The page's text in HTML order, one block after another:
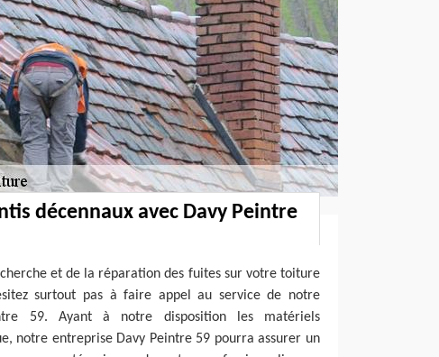
décennaux avec Davy Peintre
et de la réparation des fuites sur votre toiture
surtout pas à faire appel au service de notre
59. Ayant à notre disposition les matériels
notre entreprise Davy Peintre 59 pourra assurer un